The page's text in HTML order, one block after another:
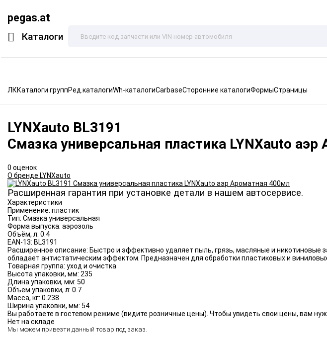
pegas.at
Каталоги
ЛККаталоги группРед.каталогиWh-каталогиCarbaseСторонние каталогиФормыСтраницы
LYNXauto BL3191
Смазка универсальная пластика LYNXauto
0 оценок
О бренде LYNXauto
Расширенная гарантия при установке детали в нашем автосервисе.
Характеристики
Применение: пластик
Тип: Смазка универсальная
Форма выпуска: аэрозоль
Объём, л: 0.4
EAN-13: BL3191
Расширенное описание: Быстро и эффективно удаляет пыль, грязь, масляные и никотиновые
обладает антистатическим эффектом. Предназначен для обработки пластиковых и
Товарная группа: уход и очистка
Высота упаковки, мм: 235
Длина упаковки, мм: 50
Объем упаковки, л: 0.7
Масса, кг: 0.238
Ширина упаковки, мм: 54
Вы работаете в гостевом режиме (видите розничные цены). Чтобы увидеть свои цены, вам
Нет на складе
Мы можем привезти данный товар под заказ.